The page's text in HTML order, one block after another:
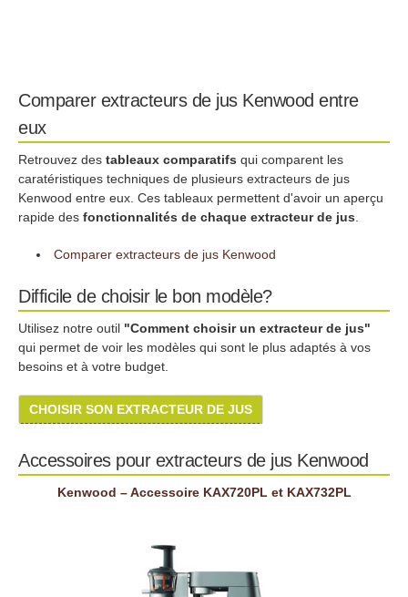
Comparer extracteurs de jus Kenwood entre
eux
Retrouvez des tableaux comparatifs qui comparent les
caratéristiques techniques de plusieurs extracteurs de jus
Kenwood entre eux. Ces tableaux permettent d'avoir un aperçu
rapide des fonctionnalités de chaque extracteur de jus
Comparer extracteurs de jus Kenwood
Difficile de choisir le bon modèle?
Utilisez notre outil "Comment choisir un extracteur de jus"
qui permet de voir les modèles qui sont le plus adaptés à vos
besoins et à votre budget.
CHOISIR SON EXTRACTEUR DE JUS
Accessoires pour extracteurs de jus Kenwood
Kenwood – Accessoire KAX720PL et KAX732PL